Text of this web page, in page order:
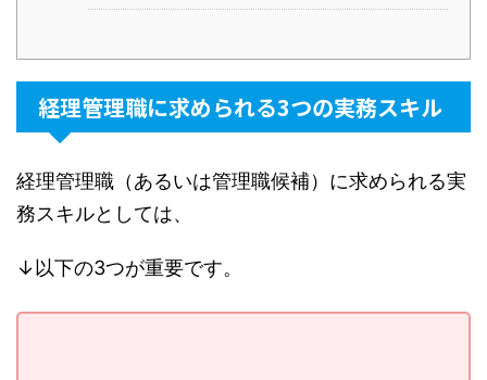
経理管理職に求められる3つの実務スキル
経理管理職（あるいは管理職候補）に求められる実
務スキルとしては、
↓以下の3つが重要です。